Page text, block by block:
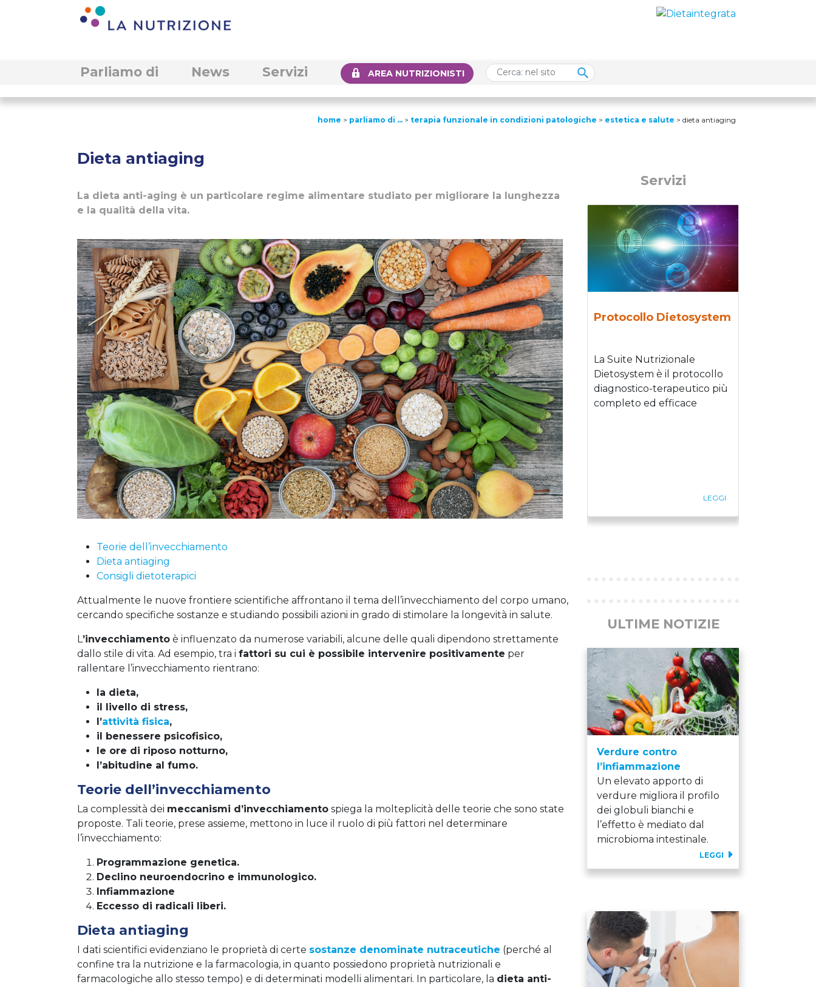
Parliamo di News Servizi AREA NUTRIZIONISTI
home > parliamo di … > terapia funzionale in condizioni patologiche > estetica e salute > dieta antiaging
Dieta antiaging
La dieta anti-aging è un particolare regime alimentare studiato per migliorare la lunghezza
e la qualità della vita.
Teorie dell’invecchiamento
Dieta antiaging
Consigli dietoterapici
Attualmente le nuove frontiere scientifiche affrontano il tema dell’invecchiamento del corpo umano,
cercando specifiche sostanze e studiando possibili azioni in grado di stimolare la longevità in salute.
L’invecchiamento è influenzato da numerose variabili, alcune delle quali dipendono strettamente
dallo stile di vita. Ad esempio, tra i fattori su cui è possibile intervenire positivamente per
rallentare l’invecchiamento rientrano:
la dieta,
il livello di stress,
l’attività fisica,
il benessere psicofisico,
le ore di riposo notturno,
l’abitudine al fumo.
Teorie dell’invecchiamento
La complessità dei meccanismi d’invecchiamento spiega la molteplicità delle teorie che sono state
proposte. Tali teorie, prese assieme, mettono in luce il ruolo di più fattori nel determinare
l’invecchiamento:
Programmazione genetica.
Declino neuroendocrino e immunologico.
Infiammazione
Eccesso di radicali liberi.
Dieta antiaging
I dati scientifici evidenziano le proprietà di certe sostanze denominate nutraceutiche (perché al
confine tra la nutrizione e la farmacologia, in quanto possiedono proprietà nutrizionali e
farmacologiche allo stesso tempo) e di determinati modelli alimentari. In particolare, la dieta anti-
Servizi
Protocollo Dietosystem
La Suite Nutrizionale
Dietosystem è il protocollo
diagnostico-terapeutico più
completo ed efficace
LEGGI
ULTIME NOTIZIE
Verdure contro
l’infiammazione
Un elevato apporto di
verdure migliora il profilo
dei globuli bianchi e
l’effetto è mediato dal
microbioma intestinale.
LEGGI